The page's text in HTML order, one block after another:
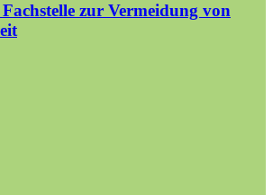
zur Vermeidung von